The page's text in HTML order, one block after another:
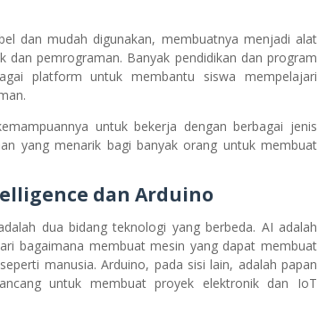
dan mudah digunakan, membuatnya menjadi alat
dan pemrograman. Banyak pendidikan dan program
platform untuk membantu siswa mempelajari
untuk bekerja dengan berbagai jenis
yang menarik bagi banyak orang untuk membuat
dan Arduino
dua bidang teknologi yang berbeda. AI adalah
bagaimana membuat mesin yang dapat membuat
manusia. Arduino, pada sisi lain, adalah papan
untuk membuat proyek elektronik dan IoT